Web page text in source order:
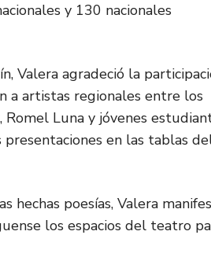
y 130 nacionales
Valera agradeció la
a artistas regionales entre los
Luna y jóvenes
presentaciones en las tablas
hechas poesías, Valera
los espacios del teatro